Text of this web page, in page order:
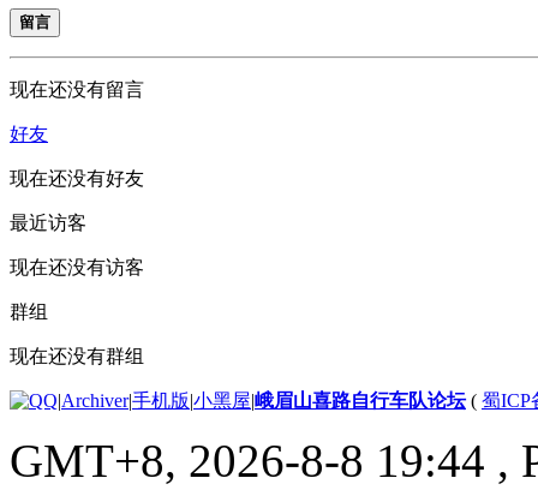
留言
现在还没有留言
好友
现在还没有好友
最近访客
现在还没有访客
群组
现在还没有群组
|Archiver|手机版|小黑屋|峨眉山喜路自行车队论坛( 蜀ICP
GMT+8, 2026-8-8 19:44 ,